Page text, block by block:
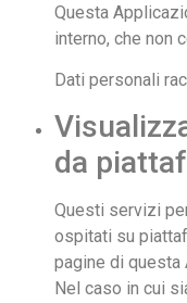
Questa
interno, che non
Dati personali
da
Questi servizi
ospitati su
pagine di questa
Nel caso in cui